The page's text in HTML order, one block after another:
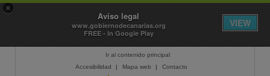
×
Aviso legal
www.gobiernodecanarias.org
FREE - In Google Play
VIEW
Ir al contenido principal
Accesibilidad
| Mapa web | Contacto